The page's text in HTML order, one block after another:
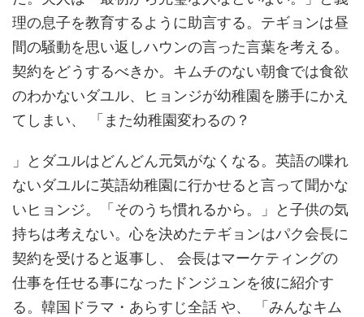
理の息子を教育するように助言する。テギョンは昼
間の騒動を思い返しハウンの言った言葉を考える。
契約をどうするべきか。キムチのない朝食では食欲
のわかないダユル、ヒョンジが幼稚園を勝手にかえ
てしまい、 「また幼稚園変わるの？
」とダユルはどんどん元気がなくなる。英語の喋れ
ないダユルに英語幼稚園に行かせると言って聞かな
いヒョンジ。「そのうち慣れるから。」と子供の気
持ちは考えない。心を決めたテギョンはパク会長に
契約を受けると返事し、 会長はマーケティングの
仕事を任せる事になったドンジュンを彼に紹介す
る。韓国ドラマ・あらすじ全話 や、 「みんなキム